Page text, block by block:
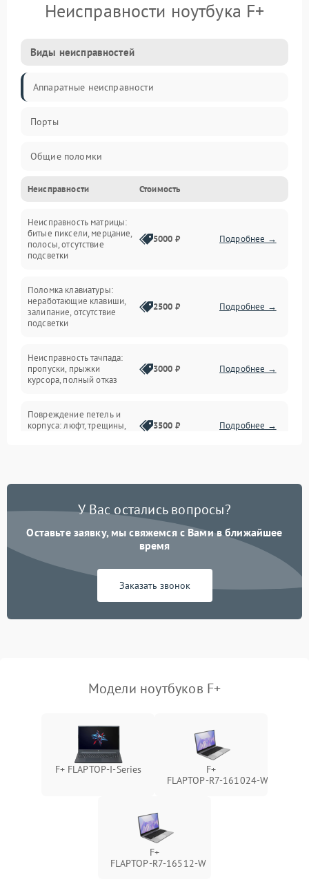
Неисправности ноутбука F+
Виды неисправностей
Аппаратные неисправности
Порты
Общие поломки
Устройства
Программные ошибки
Электрические и системные сбои
Интерфейсные проблемы
Батарея
Сеть и интернет
Неисправности Стоимость
Неисправность матрицы:
битые пиксели, мерцание,
полосы, отсутствие
подсветки
5000 ₽ Подробнее →
Поломка клавиатуры:
неработающие клавиши,
залипание, отсутствие
подсветки
2500 ₽ Подробнее →
Неисправность тачпада:
пропуски, прыжки
курсора, полный отказ
3000 ₽ Подробнее →
Повреждение петель и
корпуса: люфт, трещины,
3500 ₽ Подробнее →
быстрая разрядка,
2500 ₽ Подробнее →
Неисправность зарядного
питания
2000 ₽ Подробнее →
неисправности кулера
пропадание диска
оперативной памяти:
вылеты приложений,
синие экраны
У Вас остались вопросы?
Оставьте заявку, мы свяжемся с Вами в ближайшее
время
Заказать звонок
Модели ноутбуков F+
F+ FLAPTOP-I-Series
F+
FLAPTOP‑R7‑161024‑W
F+
FLAPTOP‑R7‑16512‑W